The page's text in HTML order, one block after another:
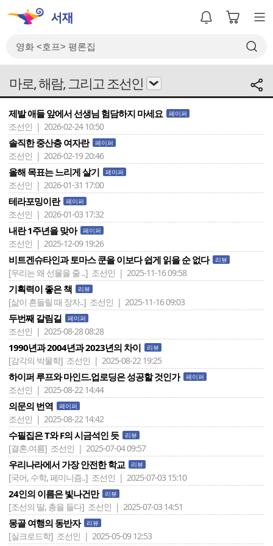
마로, 해람, 그리고 조선인
제발 애들 앞에서 선생님 험담하지 마세요 페이퍼
조선인 | 2026-02-24 10:50
솔직한 중산층 여자란 페이퍼
조선인 | 2026-02-19 20:46
올해 목표는 느리게 살기 페이퍼
조선인 | 2026-01-31 17:00
테라포밍이란 페이퍼
조선인 | 2026-01-03 17:32
내란 1주년을 맞아 페이퍼
조선인 | 2025-12-09 19:26
비트겐슈타인과 토마스 쿤을 이보다 쉽게 읽을 순 없다 리뷰
[우리는 왜 선물을 줄 ..] 조선인 | 2025-11-16 09:58
기획력이 좋은 책 리뷰
[삶이 흔들릴 때 장자..] 조선인 | 2025-11-16 09:03
두번째 갈림길 페이퍼
조선인 | 2025-08-28 08:28
1990년과 2004년과 2023년의 차이 리뷰
[감각의 박물학] 조선인 | 2025-08-22 19:25
하이퍼 루프와 마인드.업로딩은 성공할 것인가 페이퍼
조선인 | 2025-08-22 14:44
의문의 번역 페이퍼
조선인 | 2025-08-22 14:42
수필집은 T와 F의 시금석인 듯 리뷰
[결혼.여름] 조선인 | 2025-07-04 09:57
우리나라에서 가장 안전한 학교 리뷰
[국어, 수학, 페미니즘..] 조선인 | 2025-07-03 15:10
24인의 이름은 빛나건만 리뷰
[조선의 딸, 총을 들다] 조선인 | 2025-07-03 14:51
몽골 여행의 동반자 리뷰
[실크로드학] 조선인 | 2025-05-09 12:53